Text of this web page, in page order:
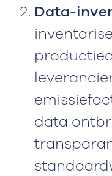
Data-
data